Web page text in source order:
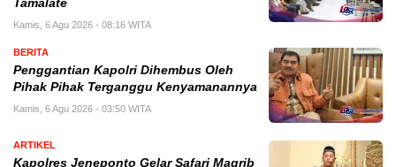
Tamalate
Kamis, 6 Agu 2026 - 08:16 WITA
BERITA
Penggantian Kapolri Dihembus Oleh
Pihak Pihak Terganggu Kenyamanannya
Kamis, 6 Agu 2026 - 03:50 WITA
ARTIKEL
Kapolres Jeneponto Gelar Safari Magrib